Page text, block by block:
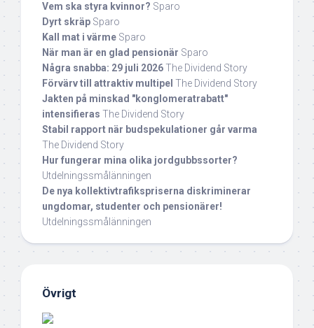
Vem ska styra kvinnor? Sparo
Dyrt skräp Sparo
Kall mat i värme Sparo
När man är en glad pensionär Sparo
Några snabba: 29 juli 2026The Dividend Story
Förvärv till attraktiv multipel The Dividend Story
Jakten på minskad "konglomeratrabatt"
intensifieras The Dividend Story
Stabil rapport när budspekulationer går varma
The Dividend Story
Hur fungerar mina olika jordgubbssorter?
Utdelningssmålänningen
De nya kollektivtrafikspriserna diskriminerar
ungdomar, studenter och pensionärer!
Utdelningssmålänningen
Övrigt